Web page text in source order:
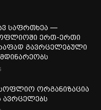
საფრთხეა —
ერთ-ერთი
გავრცელებული
ორგანიზაცია
ავრცელებს